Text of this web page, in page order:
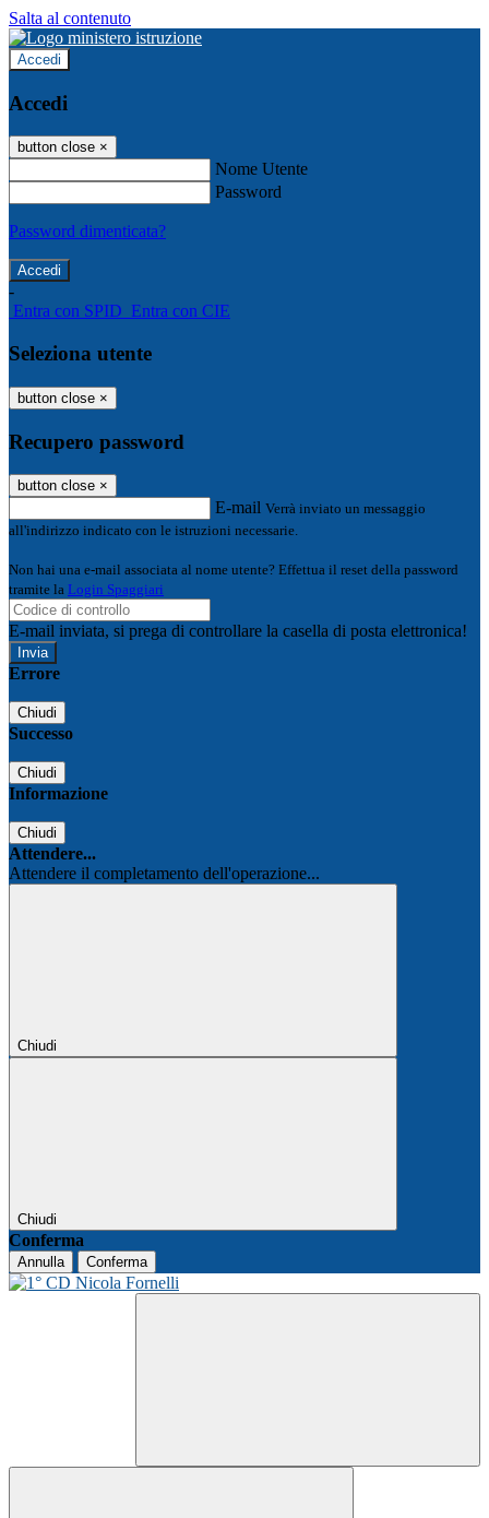
Salta al contenuto
Accedi
Accedi
button close ×
Nome Utente
Password
Password dimenticata?
-
Entra con SPID Entra con CIE
Seleziona utente
button close ×
Recupero password
button close ×
E-mail Verrà inviato un messaggio
all'indirizzo indicato con le istruzioni necessarie.
Non hai una e-mail associata al nome utente? Effettua il reset della password
tramite la Login Spaggiari
E-mail inviata, si prega di controllare la casella di posta elettronica!
Errore
Chiudi
Successo
Chiudi
Informazione
Chiudi
Attendere...
Attendere il completamento dell'operazione...
Chiudi
Chiudi
Conferma
Annulla Conferma